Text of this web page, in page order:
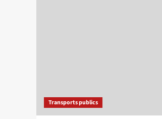
Transports publics